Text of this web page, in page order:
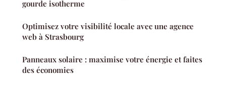
gourde isotherme
Optimisez votre visibilité locale avec une agence
web à Strasbourg
Panneaux solaire : maximise votre énergie et faites
des économies